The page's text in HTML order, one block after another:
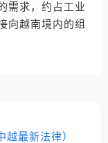
需求，约占工业
向越南境内的组
最新法律）